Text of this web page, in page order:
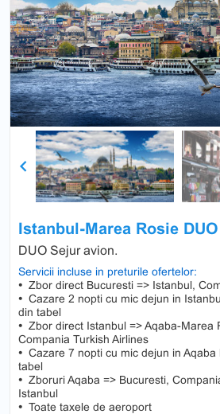
Istanbul-Marea Rosie
DUO Sejur avion.
Servicii incluse in preturile ofertelor:
• Zbor direct Bucuresti => Istanbul,
• Cazare 2 nopti cu mic dejun in
din tabel
• Zbor direct Istanbul => Aqaba-Marea
Compania Turkish Airlines
• Cazare 7 nopti cu mic dejun in
tabel
• Zboruri Aqaba => Bucuresti,
Istanbul
• Toate taxele de aeroport
Previous